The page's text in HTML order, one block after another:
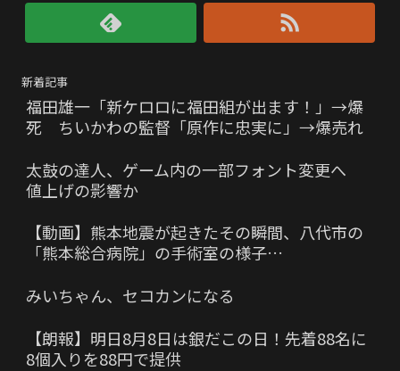
新着記事
福田雄一「新ケロロに福田組が出ます！」→爆
死 ちいかわの監督「原作に忠実に」→爆売れ
太鼓の達人、ゲーム内の一部フォント変更へ
値上げの影響か
【動画】熊本地震が起きたその瞬間、八代市の
「熊本総合病院」の手術室の様子…
みいちゃん、セコカンになる
【朗報】明日8月8日は銀だこの日！先着88名に
8個入りを88円で提供